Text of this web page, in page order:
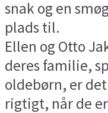
snak og en
plads til.
Ellen og Otto
deres familie,
oldebørn, er
rigtigt, når de